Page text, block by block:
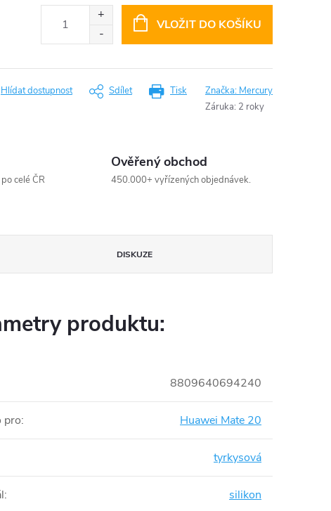
VLOŽIT DO KOŠÍKU
Tisk
Hlídat dostupnost Sdílet Značka: Mercury
Záruka: 2 roky
celé ČR
Ověřený obchod
450.000+ vyřízených objednávek.
DISKUZE
produktu:
8809640694240
pro: Huawei Mate 20
tyrkysová
: silikon